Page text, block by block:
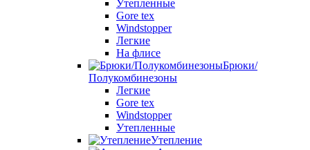
Утепленные
Gore tex
Windstopper
Легкие
На флисе
Брюки/
Полукомбинезоны
Легкие
Gore tex
Windstopper
Утепленные
Утепление